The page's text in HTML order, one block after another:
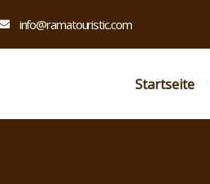
info@ramatouristic.com
Startseite